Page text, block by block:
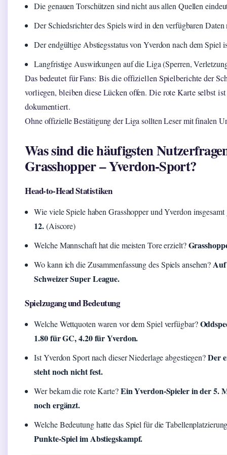
Die genauen Torschützen sind nicht aus allen Quellen
Der Schiedsrichter des Spiels wird in den verfügbaren Daten
Der endgültige Abstiegsstatus von Yverdon nach dem Spiel
Langfristige Auswirkungen auf die Liga (Sperren,
Das bedeutet für Fans: Bis die offiziellen Spielberichte der
vorliegen, bleiben diese Lücken offen. Die rote Karte selbst
dokumentiert.
Ohne offizielle Bestätigung der Liga sollten Leser mit finalen
Was sind die häufigsten
Grasshopper – Yverdon-Sport?
Head-to-Head Statistiken
Wie viele Spiele haben Grasshopper und Yverdon insgesamt
12.(Aiscore)
Welche Mannschaft hat die meisten Tore erzielt?
Wo kann ich die Zusammenfassung des Spiels ansehen?Auf
Schweizer Super League.
Spielzugang und Bedeutung
Welche Wettquoten waren vor dem Spiel verfügbar?
1.80 für GC, 4.20 für Yverdon.
Ist Yverdon Sport nach dieser Niederlage abgestiegen?Der
steht noch nicht fest.
Wer bekam die rote Karte?Ein Yverdon-Spieler in der 5.
noch ergänzt.
Welche Bedeutung hatte das Spiel für die
Punkte-Spiel im Abstiegskampf.